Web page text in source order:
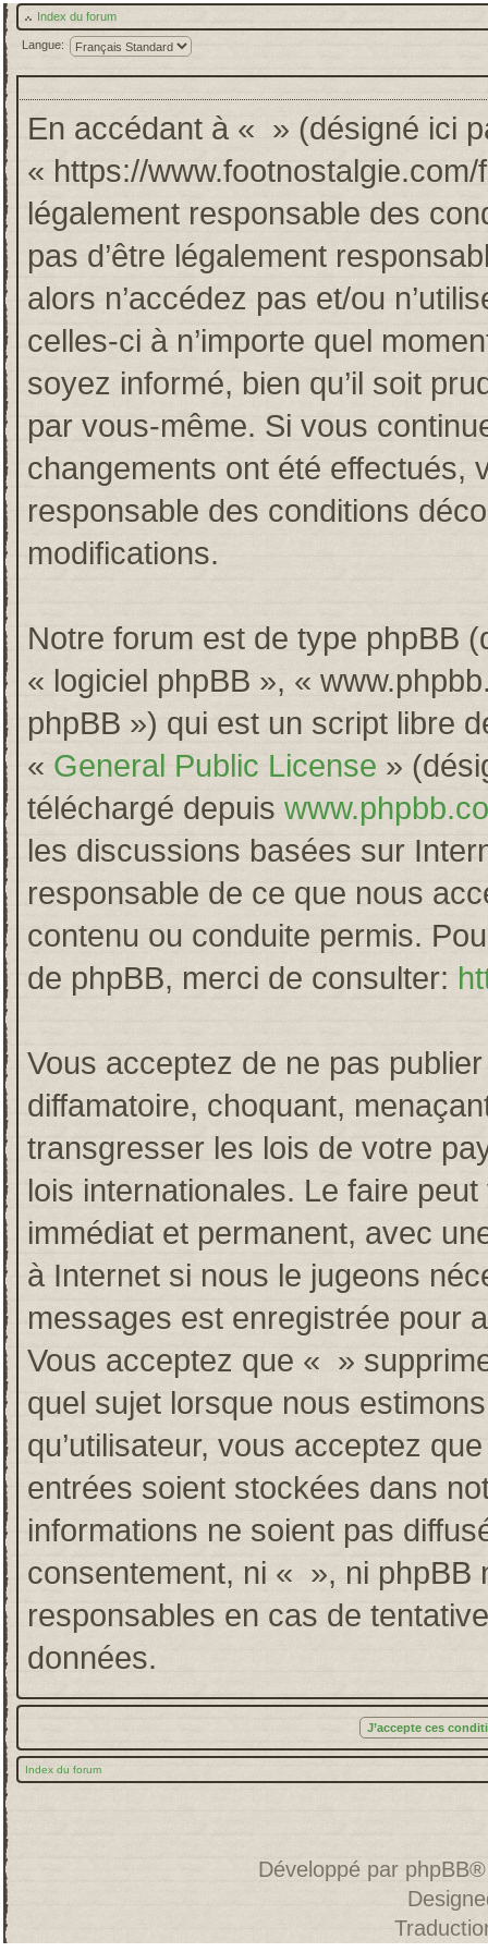
Index du forum
Langue:
En accédant à « » (désigné ici
« https://
légalement responsable des
pas d’être légalement
alors n’accédez pas et/ou
celles-ci à n’importe quel
soyez informé, bien qu’il soit
par vous-même. Si vous
changements ont été effectués,
responsable des conditions
modifications.
Notre forum est de type phpBB
« logiciel phpBB », «
phpBB ») qui est un script libre
« General Public License »
téléchargé depuis
les discussions basées sur
responsable de ce que nous
contenu ou conduite permis.
de phpBB, merci de consulter:
Vous acceptez de ne pas
diffamatoire, choquant,
transgresser les lois de votre
lois internationales. Le faire
immédiat et permanent, avec
à Internet si nous le jugeons
messages est enregistrée pour
Vous acceptez que « »
quel sujet lorsque nous
qu’utilisateur, vous acceptez
entrées soient stockées dans
informations ne soient pas
consentement, ni « », ni phpBB
responsables en cas de
données.
Index du forum
Développé par phpBB®